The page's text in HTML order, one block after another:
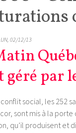
02/12/13
géré par
conflit social, les 252
sont mis à la
qu’il produisent et